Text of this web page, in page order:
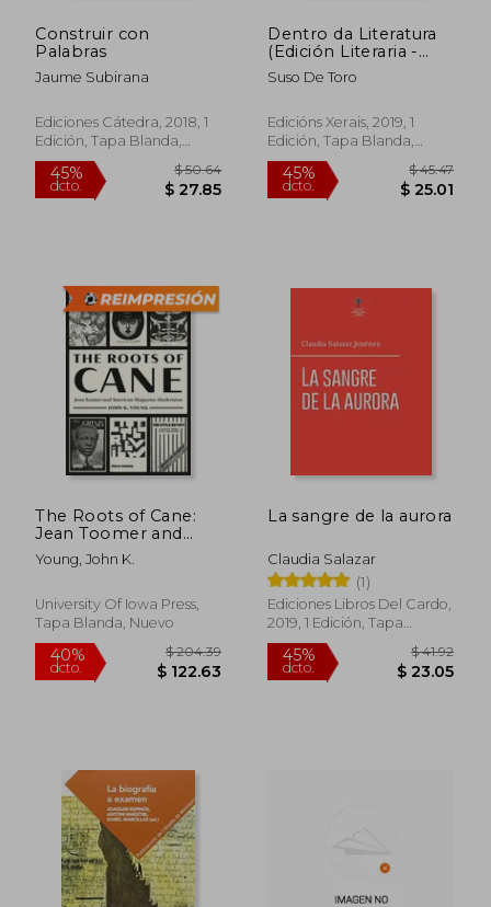
45%
dcto. $ 27.29
45%
dcto. $
Construir con
Palabras
Jaume Subirana
Ediciones Cátedra, 2018, 1
Edición, Tapa Blanda,
Nuevo
Dentro da Literatura
(Edición Literaria -
Alternativas - Ensaio)
Suso De Toro
Edicións Xerais, 2019, 1
Edición, Tapa Blanda,
Nuevo
The Roots of Cane:
Jean Toomer and
American Magazine
Modernism (en
Young, John K.
University Of Iowa Press,
Tapa Blanda, Nuevo
La sangre de la aurora
Claudia Salazar
(1)
Ediciones Libros Del Cardo,
2019, 1 Edición, Tapa
Blanda, Nuevo